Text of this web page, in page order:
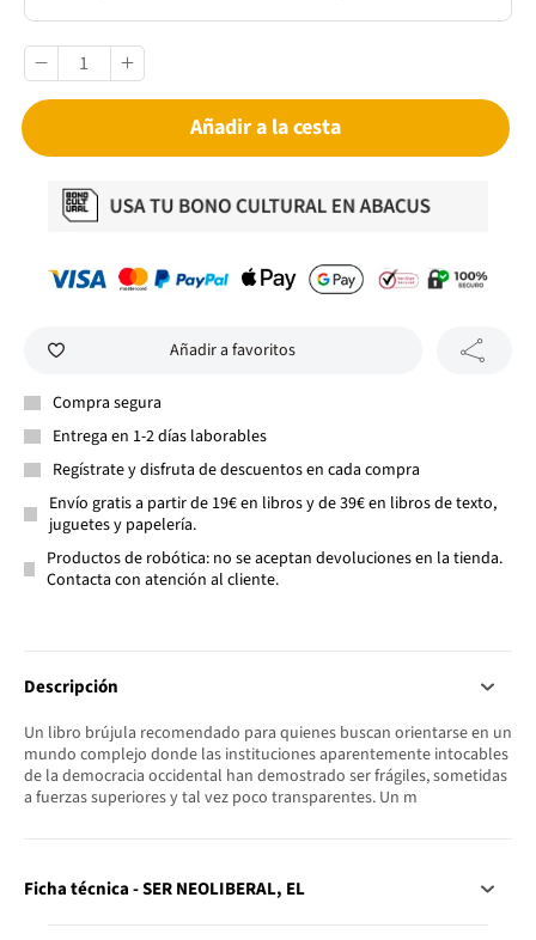
Añadir a la cesta
Añadir a favoritos
Compra segura
Entrega en 1-2 días laborables
Regístrate y disfruta de descuentos en cada compra
Envío gratis a partir de 19€ en libros y de 39€ en libros de texto,
juguetes y papelería.
Productos de robótica: no se aceptan devoluciones en la tienda.
Contacta con atención al cliente.
Descripción
Un libro brújula recomendado para quienes buscan orientarse en un
mundo complejo donde las instituciones aparentemente intocables
de la democracia occidental han demostrado ser frágiles, sometidas
a fuerzas superiores y tal vez poco transparentes. Un m
Ficha técnica - SER NEOLIBERAL, EL